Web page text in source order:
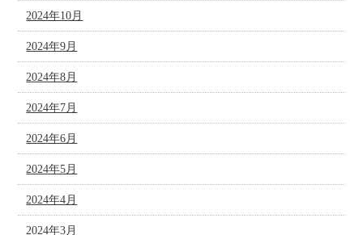
2024年10月
2024年9月
2024年8月
2024年7月
2024年6月
2024年5月
2024年4月
2024年3月